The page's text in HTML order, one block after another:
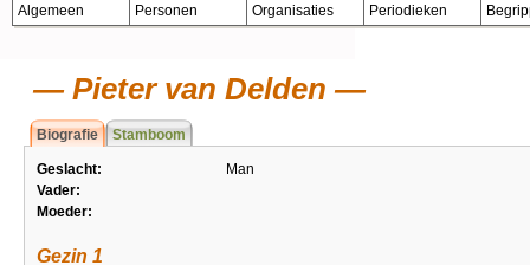
Algemeen Personen Organisaties Periodieken
Pieter van Delden
Biografie Stamboom
Geslacht:
Man
Vader:
Moeder:
Gezin 1